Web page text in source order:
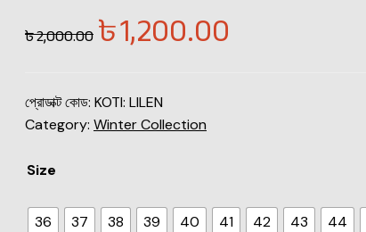
৳2,000.00৳1,200.00
প্রোডাক্ট কোড: KOTI: LILEN
Category: Winter Collection
Size
36 37 38 39 40 41 42 43 44